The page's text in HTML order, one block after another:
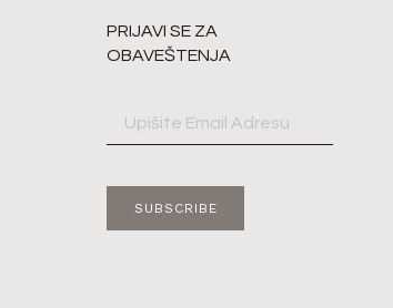
PRIJAVI SE ZA
OBAVEŠTENJA
SUBSCRIBE